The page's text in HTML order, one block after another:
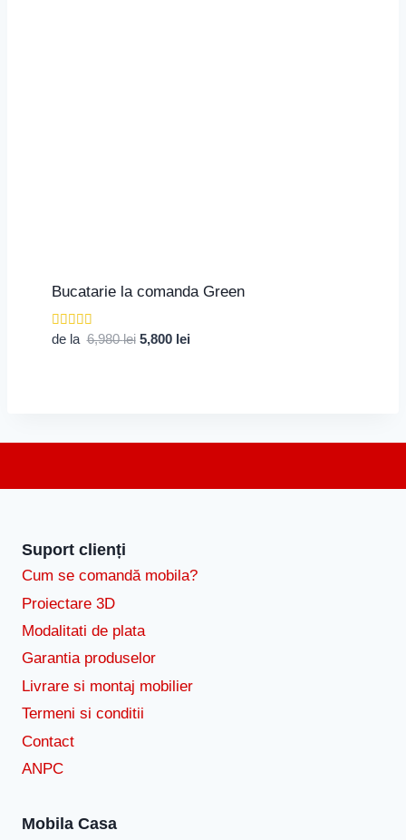
Bucatarie la comanda Green
Evaluat la
de la6,980lei Prețul
5,800 leiPrețul
Suport clienți
Cum se comandă mobila?
Proiectare 3D
Modalitati de plata
Garantia produselor
Livrare si montaj mobilier
Termeni si conditii
Contact
ANPC
Mobila Casa